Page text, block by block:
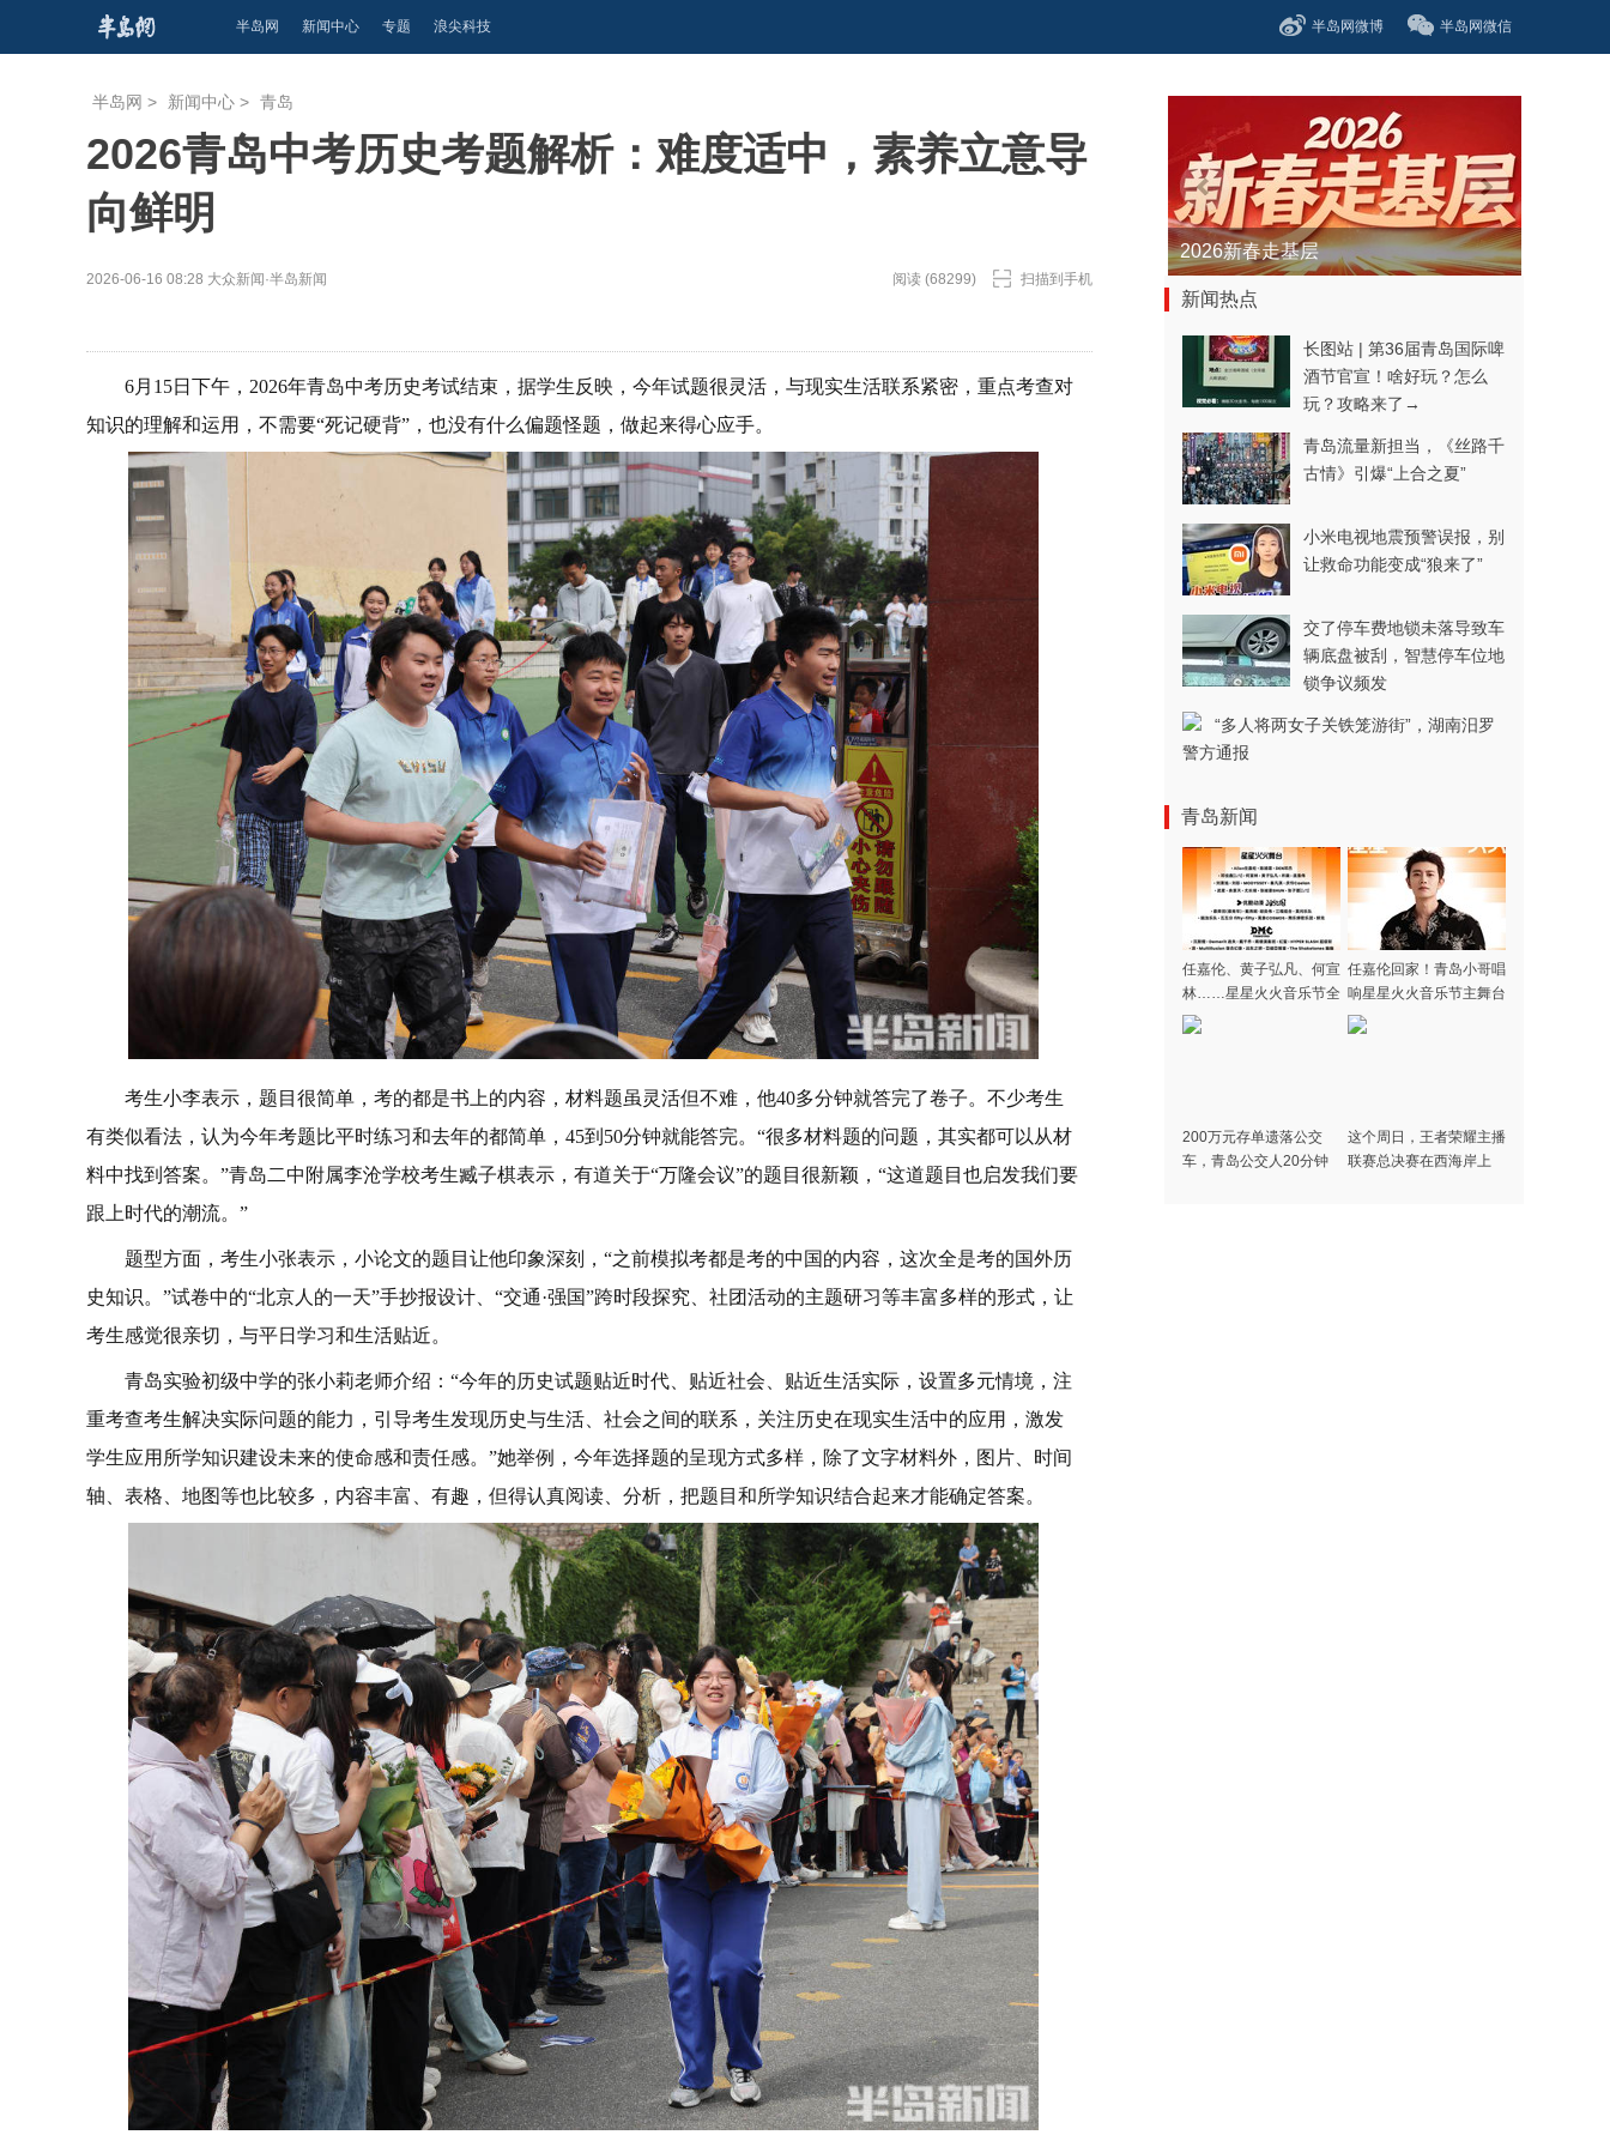
半岛网 新闻中心 专题 浪尖科技 半岛网微博 半岛网微信
半岛网 > 新闻中心 > 青岛
2026青岛中考历史考题解析：难度适中，素养立意导
向鲜明
2026-06-16 08:28 大众新闻·半岛新闻 阅读 (68299) 扫描到手机
6月15日下午，2026年青岛中考历史考试结束，据学生反映，今年试题很灵活，与现实生活联系紧密，重点考查对
知识的理解和运用，不需要“死记硬背”，也没有什么偏题怪题，做起来得心应手。
考生小李表示，题目很简单，考的都是书上的内容，材料题虽灵活但不难，他40多分钟就答完了卷子。不少考生
有类似看法，认为今年考题比平时练习和去年的都简单，45到50分钟就能答完。“很多材料题的问题，其实都可以从材
料中找到答案。”青岛二中附属李沧学校考生臧子棋表示，有道关于“万隆会议”的题目很新颖，“这道题目也启发我们要
跟上时代的潮流。”
题型方面，考生小张表示，小论文的题目让他印象深刻，“之前模拟考都是考的中国的内容，这次全是考的国外历
史知识。”试卷中的“北京人的一天”手抄报设计、“交通·强国”跨时段探究、社团活动的主题研习等丰富多样的形式，让
考生感觉很亲切，与平日学习和生活贴近。
青岛实验初级中学的张小莉老师介绍：“今年的历史试题贴近时代、贴近社会、贴近生活实际，设置多元情境，注
重考查考生解决实际问题的能力，引导考生发现历史与生活、社会之间的联系，关注历史在现实生活中的应用，激发
学生应用所学知识建设未来的使命感和责任感。”她举例，今年选择题的呈现方式多样，除了文字材料外，图片、时间
轴、表格、地图等也比较多，内容丰富、有趣，但得认真阅读、分析，把题目和所学知识结合起来才能确定答案。
青春逐梦正当时——聚焦2026年中...
新闻热点
长图站 | 第36届青岛国际啤
酒节官宣！啥好玩？怎么
玩？攻略来了→
青岛流量新担当，《丝路千
古情》引爆“上合之夏”
小米电视地震预警误报，别
让救命功能变成“狼来了”
交了停车费地锁未落导致车
辆底盘被刮，智慧停车位地
锁争议频发
“多人将两女子关铁笼游街”，湖南汨罗
警方通报
青岛新闻
任嘉伦、黄子弘凡、何宣
林……星星火火音乐节全
阵容集结完毕，本周末青
任嘉伦回家！青岛小哥唱
响星星火火音乐节主舞台
200万元存单遗落公交
车，青岛公交人20分钟
这个周日，王者荣耀主播
联赛总决赛在西海岸上